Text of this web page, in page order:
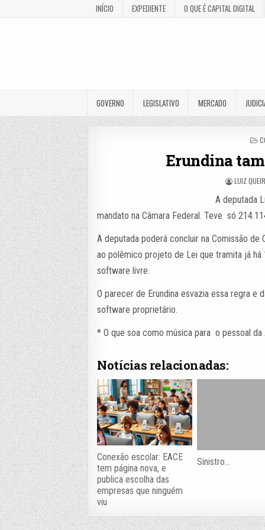
INÍCIO EXPEDIENTE O QUE É CAPITAL DIGITAL
GOVERNO LEGISLATIVO MERCADO
Erundina
LUIZ
A deputada
mandato na Câmara Federal. Teve só
A deputada poderá concluir na Comissão de
ao polêmico projeto de Lei que tramita já há
software livre.
O parecer de Erundina esvazia essa regra
software proprietário.
* O que soa como música para o pessoal da
Notícias relacionadas:
Conexão escolar: EACE
tem página nova, e
publica escolha das
empresas que ninguém
viu
Sinistro…